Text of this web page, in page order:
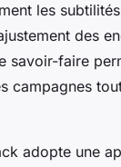
les
des
savoir-faire
campagnes
adopte une